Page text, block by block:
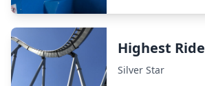
Highest Ride
Silver Star